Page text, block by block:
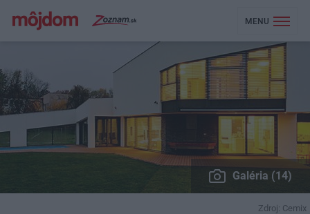
MENU
Galéria (14)
Zdroj: Cemix